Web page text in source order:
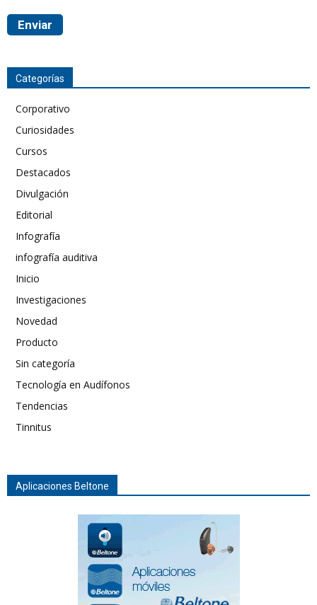
Categorías
Corporativo
Curiosidades
Cursos
Destacados
Divulgación
Editorial
Infografía
infografía auditiva
Inicio
Investigaciones
Novedad
Producto
Sin categoría
Tecnología en Audífonos
Tendencias
Tinnitus
Aplicaciones Beltone